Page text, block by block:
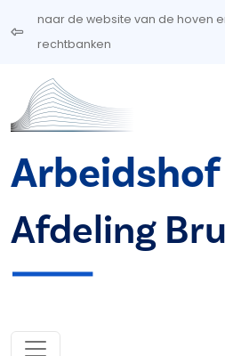
Overslaan en naar de inhoud
naar de website van de hoven
rechtbanken
Afdeling